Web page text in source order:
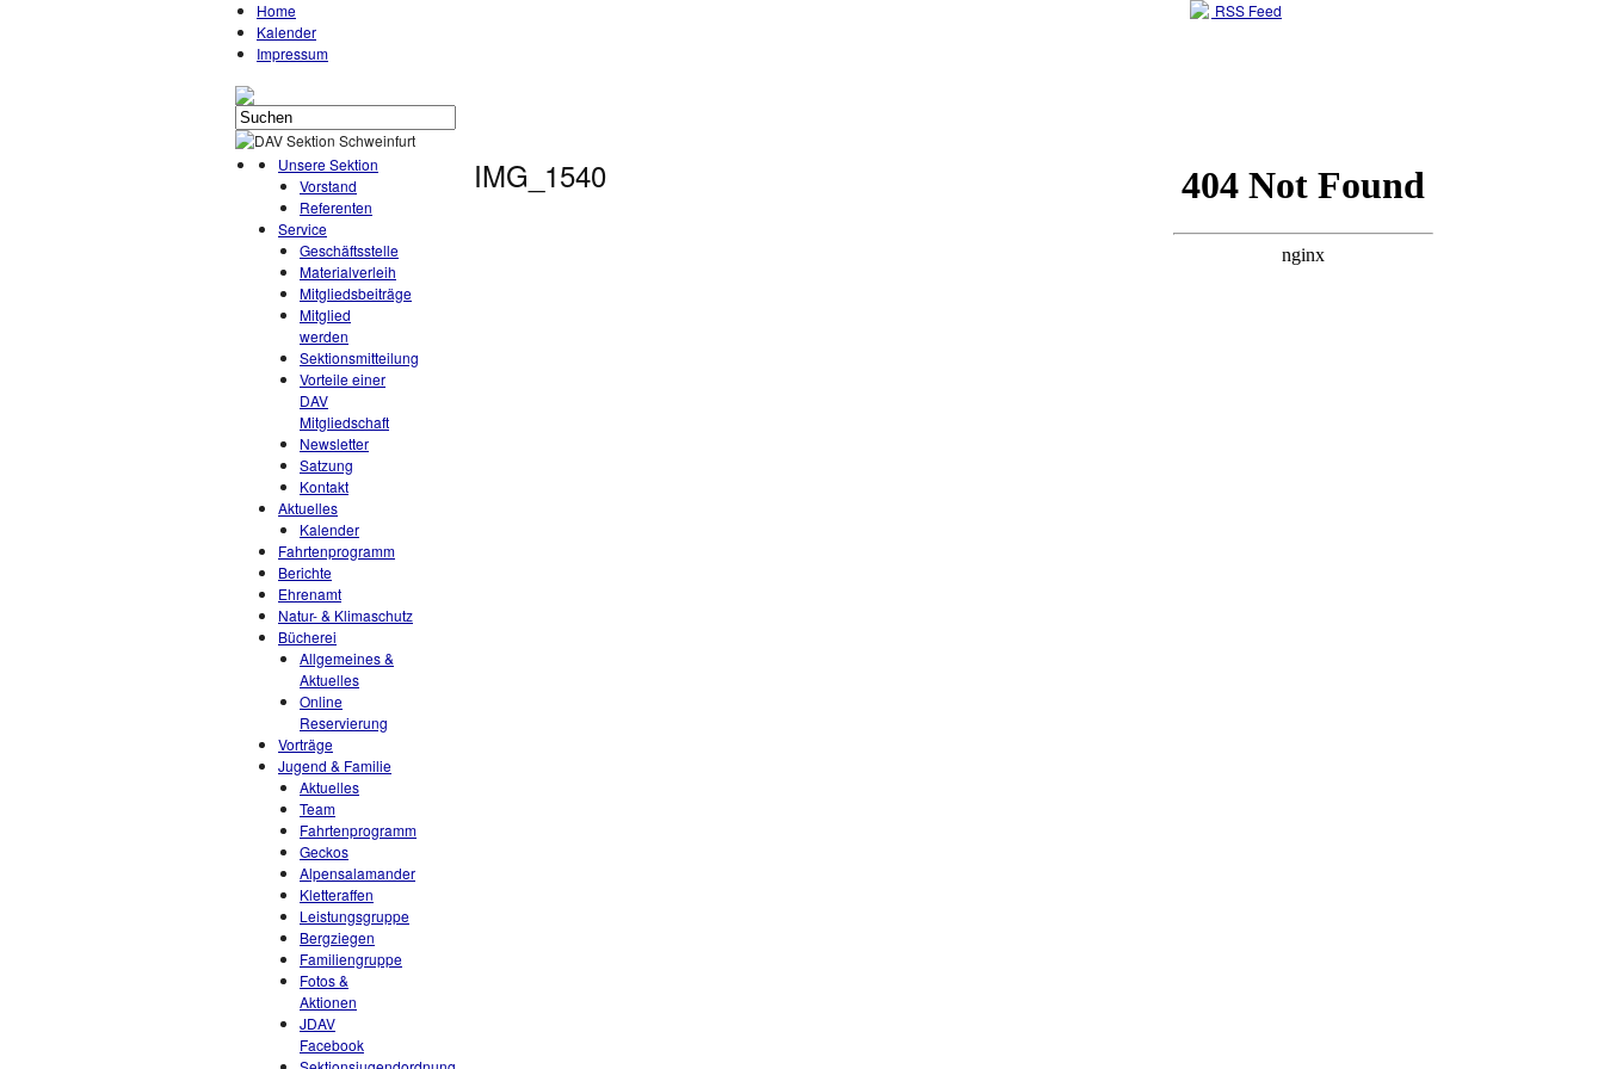
Home
Kalender
Impressum
RSS Feed
Unsere Sektion
Vorstand
Referenten
Service
Geschäftsstelle
Materialverleih
Mitgliedsbeiträge
Mitglied
werden
Sektionsmitteilung
Vorteile einer
DAV
Mitgliedschaft
Newsletter
Satzung
Kontakt
Aktuelles
Kalender
Fahrtenprogramm
Berichte
Ehrenamt
Natur- & Klimaschutz
Bücherei
Allgemeines &
Aktuelles
Online
Reservierung
Vorträge
Jugend & Familie
Aktuelles
Team
Fahrtenprogramm
Geckos
Alpensalamander
Kletteraffen
Leistungsgruppe
Bergziegen
Familiengruppe
Fotos &
Aktionen
JDAV
Facebook
IMG_1540